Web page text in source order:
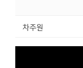
차주원